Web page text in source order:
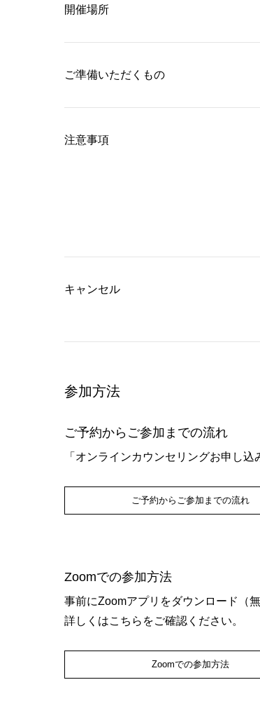
開催場所
ご準備いただくもの
注意事項
キャンセル
参加方法
ご予約からご参加までの流れ
「オンラインカウンセリングお申し
ご予約からご参加までの流れ
Zoomでの参加方法
事前にZoomアプリをダウンロード（
詳しくはこちらをご確認ください。
Zoomでの参加方法